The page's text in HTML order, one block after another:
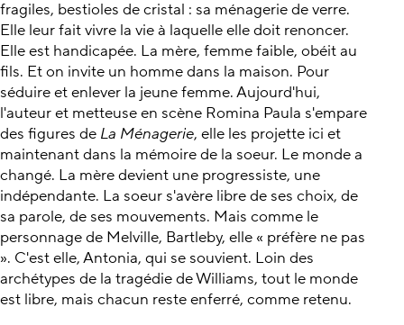
fragiles, bestioles de cristal : sa ménagerie de verre.
Elle leur fait vivre la vie à laquelle elle doit renoncer.
Elle est handicapée. La mère, femme faible, obéit au
fils. Et on invite un homme dans la maison. Pour
séduire et enlever la jeune femme. Aujourd'hui,
l'auteur et metteuse en scène Romina Paula s'empare
des figures de La Ménagerie, elle les projette ici et
maintenant dans la mémoire de la soeur. Le monde a
changé. La mère devient une progressiste, une
indépendante. La soeur s'avère libre de ses choix, de
sa parole, de ses mouvements. Mais comme le
personnage de Melville, Bartleby, elle « préfère ne pas
». C'est elle, Antonia, qui se souvient. Loin des
archétypes de la tragédie de Williams, tout le monde
est libre, mais chacun reste enferré, comme retenu.